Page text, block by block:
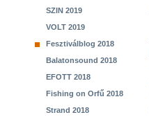
SZIN 2019
VOLT 2019
Fesztiválblog 2018
Balatonsound 2018
EFOTT 2018
Fishing on Orfű 2018
Strand 2018